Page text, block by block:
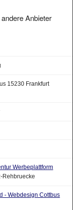
Anbieter
15230 Frankfurt
Werbeplattform
Rehbruecke
- Webdesign Cottbus